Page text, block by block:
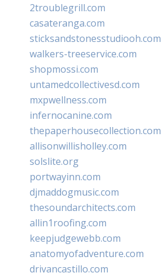
2troublegrill.com
casateranga.com
sticksandstonesstudiooh.com
walkers-treeservice.com
shopmossi.com
untamedcollectivesd.com
mxpwellness.com
infernocanine.com
thepaperhousecollection.com
allisonwillisholley.com
solslite.org
portwayinn.com
djmaddogmusic.com
thesoundarchitects.com
allin1roofing.com
keepjudgewebb.com
anatomyofadventure.com
drivancastillo.com